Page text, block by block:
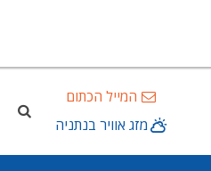
המייל הכתום
מזג אוויר בנתניה